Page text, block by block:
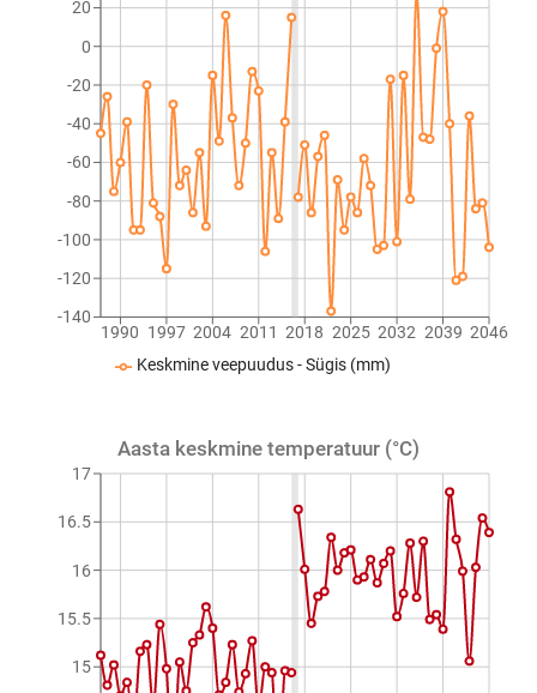
1990 1997 2004 2011 2018 2025 2032 2039 2046
-140
-120
-100
-80
-60
-40
-20
0
20
Keskmine veepuudus - Sügis (mm)
Aasta keskmine temperatuur (°C)
15
15.5
16
16.5
17